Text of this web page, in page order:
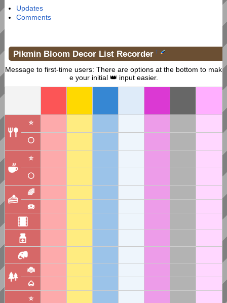
Updates
Comments
Pikmin Bloom Decor List Recorder †
Message to first-time users: There are options at the bottom to mak
e your initial 👑 input easier.
⭐
⚪
⭐
⚪
🌈
🍩
🐞
🌰
⭐